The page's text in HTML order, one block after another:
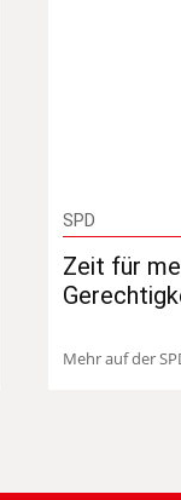
SPD
Zeit für
Mehr auf der